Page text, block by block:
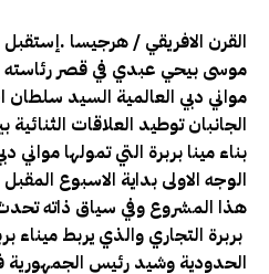
القرن الافريقي / هرجيسا
موسى بيحي عبدي في قصر رئاسته
مواني دبي العالمية السيد
الجانبان توطيد العلاقات
بناء مينا بربرة التي تمولها
الوجه الاولى بداية الاسبوع
هذا المشروع وفي سياق ذاته
بربرة التجاري والذي يربط ميناء
الحدودية وشيد رئيس